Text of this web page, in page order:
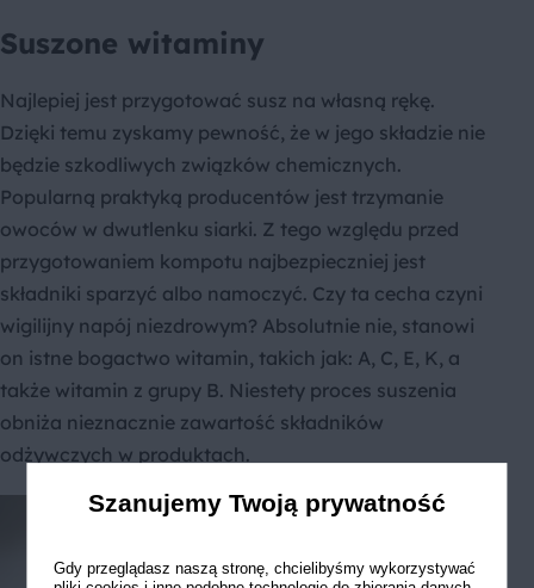
Suszone witaminy
Najlepiej jest przygotować susz na własną rękę.
Dzięki temu zyskamy pewność, że w jego składzie nie
będzie szkodliwych związków chemicznych.
Popularną praktyką producentów jest trzymanie
owoców w dwutlenku siarki. Z tego względu przed
przygotowaniem kompotu najbezpieczniej jest
składniki sparzyć albo namoczyć. Czy ta cecha czyni
wigilijny napój niezdrowym? Absolutnie nie, stanowi
on istne bogactwo witamin, takich jak: A, C, E, K, a
także witamin z grupy B. Niestety proces suszenia
obniża nieznacznie zawartość składników
odżywczych w produktach.
Szanujemy Twoją prywatność
Gdy przeglądasz naszą stronę, chcielibyśmy wykorzystywać